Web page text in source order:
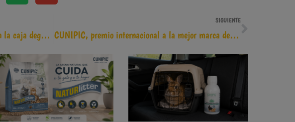
La mejor variedad de henos gourmet con la caja degustación Naturaliss
SIGUIENTE
CUNIPIC, premio internacional a la mejor marca del año en la categoría Small Pet Food